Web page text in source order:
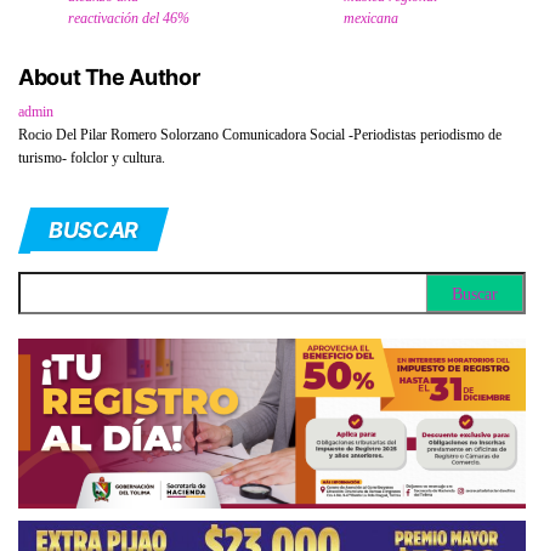
reactivación del 46%
mexicana
About The Author
admin
Rocio Del Pilar Romero Solorzano Comunicadora Social -Periodistas periodismo de
turismo- folclor y cultura.
BUSCAR